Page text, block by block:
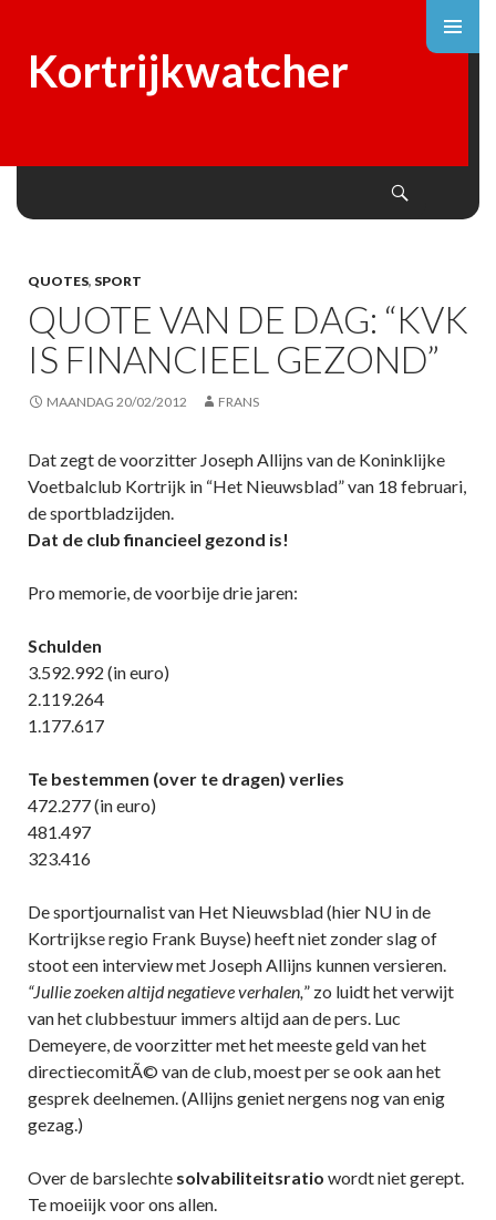
Kortrijkwatcher
QUOTES, SPORT
QUOTE VAN DE DAG: “KVK
IS FINANCIEEL GEZOND”
MAANDAG 20/02/2012 FRANS
Dat zegt de voorzitter Joseph Allijns van de Koninklijke
Voetbalclub Kortrijk in “Het Nieuwsblad” van 18 februari,
de sportbladzijden.
Dat de club financieel gezond is!
Pro memorie, de voorbije drie jaren:
Schulden
3.592.992 (in euro)
2.119.264
1.177.617
Te bestemmen (over te dragen) verlies
472.277 (in euro)
481.497
323.416
De sportjournalist van Het Nieuwsblad (hier NU in de
Kortrijkse regio Frank Buyse) heeft niet zonder slag of
stoot een interview met Joseph Allijns kunnen versieren.
“Jullie zoeken altijd negatieve verhalen,” zo luidt het verwijt
van het clubbestuur immers altijd aan de pers. Luc
Demeyere, de voorzitter met het meeste geld van het
directiecomitÃ© van de club, moest per se ook aan het
gesprek deelnemen. (Allijns geniet nergens nog van enig
gezag.)
Over de barslechte solvabiliteitsratio wordt niet gerept.
Te moeiijk voor ons allen.